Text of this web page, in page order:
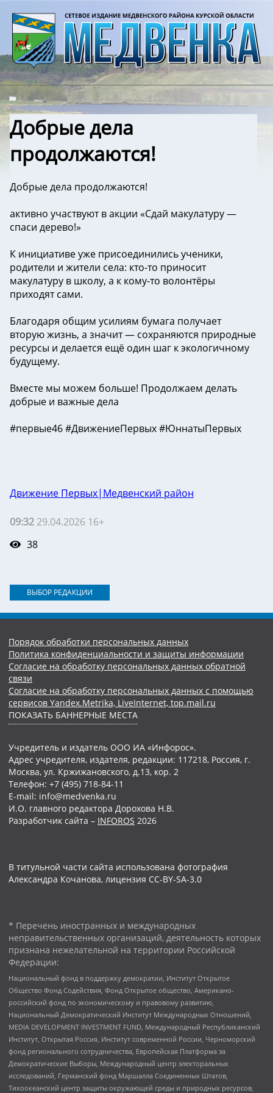
Добрые дела
продолжаются!
Добрые дела продолжаются!
активно участвуют в акции «Сдай макулатуру —
спаси дерево!»
К инициативе уже присоединились ученики,
родители и жители села: кто-то приносит
макулатуру в школу, а к кому-то волонтёры
приходят сами.
Благодаря общим усилиям бумага получает
вторую жизнь, а значит — сохраняются природные
ресурсы и делается ещё один шаг к экологичному
будущему.
Вместе мы можем больше! Продолжаем делать
добрые и важные дела
#первые46 #ДвижениеПервых #ЮннатыПервых
Движение Первых|Медвенский район
09:32 29.04.2026 16+
38
ВЫБОР РЕДАКЦИИ
Порядок обработки персональных данных
Политика конфиденциальности и защиты информации
Согласие на обработку персональных данных обратной
связи
Согласие на обработку персональных данных с помощью
сервисов Yandex.Metrika, LiveInternet, top.mail.ru
ПОКАЗАТЬ БАННЕРНЫЕ МЕСТА
Учредитель и издатель ООО ИА «Инфорос».
Адрес учредителя, издателя, редакции: 117218, Россия, г.
Москва, ул. Кржижановского, д.13, кор. 2
Телефон: +7 (495) 718-84-11
E-mail: info@medvenka.ru
И.О. главного редактора Дорохова Н.В.
Разработчик сайта – INFOROS 2026
В титульной части сайта использована фотография
Александра Кочанова, лицензия CC-BY-SA-3.0
* Перечень иностранных и международных
неправительственных организаций, деятельность которых
признана нежелательной на территории Российской
Федерации:
Национальный фонд в поддержку демократии, Институт Открытое
Общество Фонд Содействия, Фонд Открытое общество, Американо-
российский фонд по экономическому и правовому развитию,
Национальный Демократический Институт Международных Отношений,
MEDIA DEVELOPMENT INVESTMENT FUND, Международный Республиканский
Институт, Открытая Россия, Институт современной России, Черноморский
фонд регионального сотрудничества, Европейская Платформа за
Демократические Выборы, Международный центр электоральных
исследований, Германский фонд Маршалла Соединенных Штатов,
Тихоокеанский центр защиты окружающей среды и природных ресурсов,